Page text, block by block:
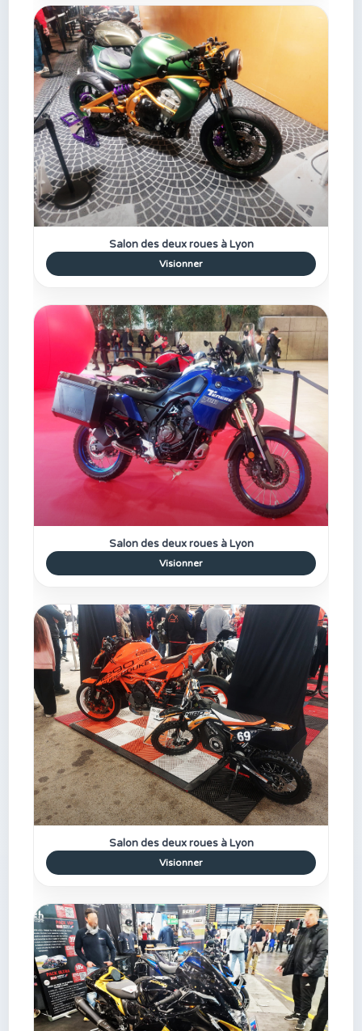
Salon des deux roues à Lyon
Visionner
Salon des deux roues à Lyon
Visionner
Salon des deux roues à Lyon
Visionner